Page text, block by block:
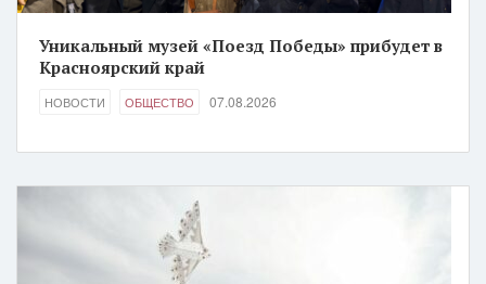
Уникальный музей «Поезд Победы» прибудет в
Красноярский край
НОВОСТИ ОБЩЕСТВО 07.08.2026